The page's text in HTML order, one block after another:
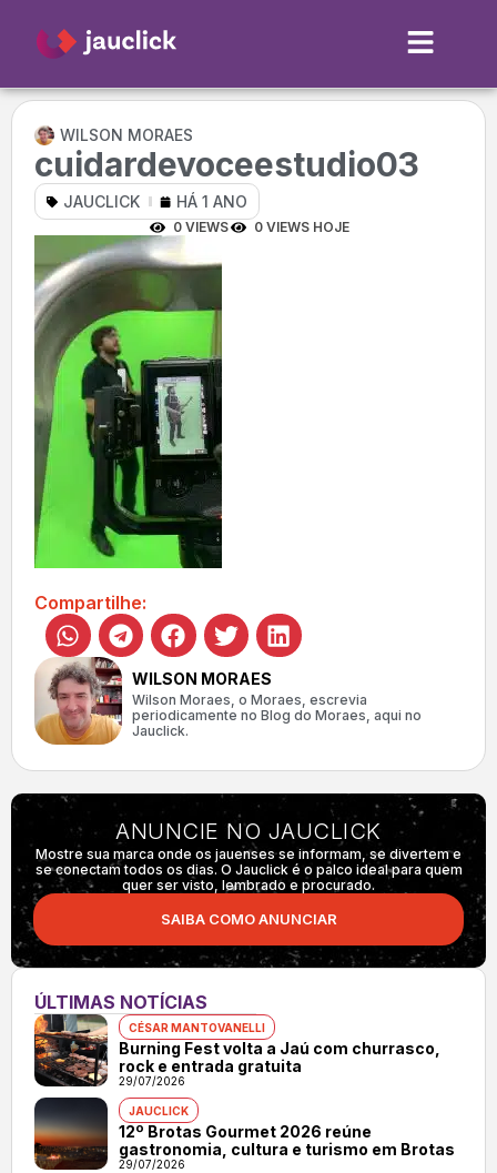
WILSON MORAES
cuidardevoceestudio03
JAUCLICK HÁ 1 ANO
0 VIEWS 0 VIEWS HOJE
Compartilhe:
WILSON MORAES
Wilson Moraes, o Moraes, escrevia
periodicamente no Blog do Moraes, aqui no
Jauclick.
ANUNCIE NO JAUCLICK
Mostre sua marca onde os jauenses se informam, se divertem e
se conectam todos os dias. O Jauclick é o palco ideal para quem
quer ser visto, lembrado e procurado.
SAIBA COMO ANUNCIAR
ÚLTIMAS NOTÍCIAS
CÉSAR MANTOVANELLI
Burning Fest volta a Jaú com churrasco,
rock e entrada gratuita
29/07/2026
JAUCLICK
12º Brotas Gourmet 2026 reúne
gastronomia, cultura e turismo em Brotas
29/07/2026